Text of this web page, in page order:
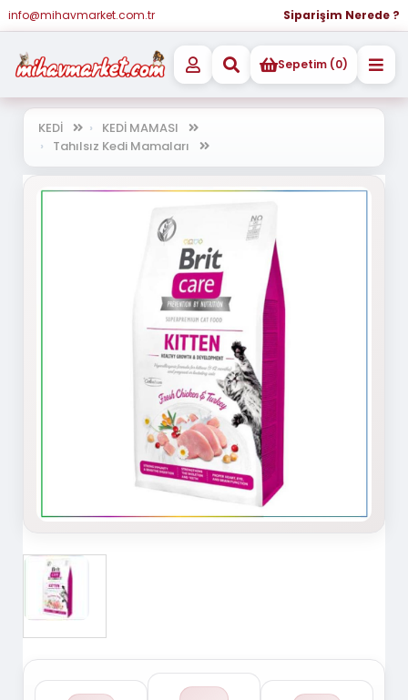
info@mihavmarket.com.tr Siparişim Nerede ?
Sepetim (0)
KEDİ
KEDİ MAMASI
Tahılsız Kedi Mamaları